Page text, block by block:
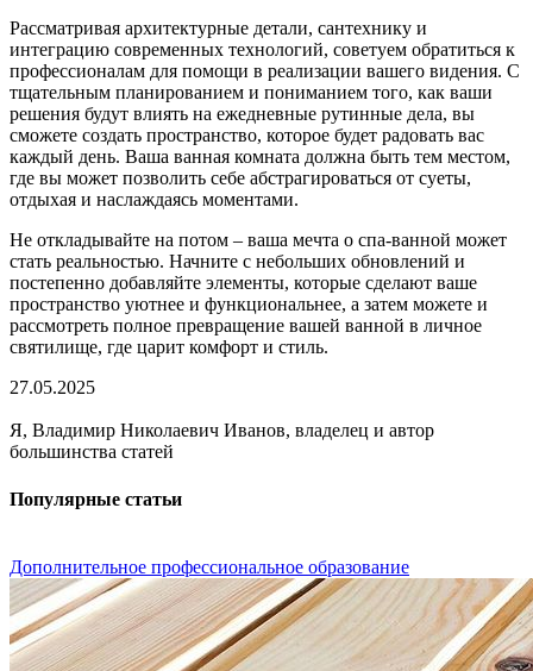
Рассматривая архитектурные детали, сантехнику и
интеграцию современных технологий, советуем обратиться к
профессионалам для помощи в реализации вашего видения. С
тщательным планированием и пониманием того, как ваши
решения будут влиять на ежедневные рутинные дела, вы
сможете создать пространство, которое будет радовать вас
каждый день. Ваша ванная комната должна быть тем местом,
где вы может позволить себе абстрагироваться от суеты,
отдыхая и наслаждаясь моментами.
Не откладывайте на потом – ваша мечта о спа-ванной может
стать реальностью. Начните с небольших обновлений и
постепенно добавляйте элементы, которые сделают ваше
пространство уютнее и функциональнее, а затем можете и
рассмотреть полное превращение вашей ванной в личное
святилище, где царит комфорт и стиль.
27.05.2025
Я, Владимир Николаевич Иванов, владелец и автор
большинства статей
Популярные статьи
Дополнительное профессиональное образование